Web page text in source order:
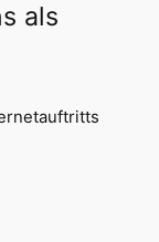
als